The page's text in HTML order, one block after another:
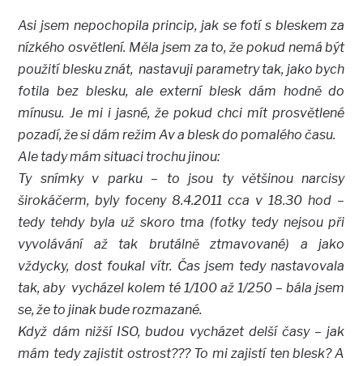
Asi jsem nepochopila princip, jak se fotí s bleskem za
nízkého osvětlení. Měla jsem za to, že pokud nemá být
použití blesku znát, nastavuji parametry tak, jako bych
fotila bez blesku, ale externí blesk dám hodně do
mínusu. Je mi i jasné, že pokud chci mít prosvětlené
pozadí, že si dám režim Av a blesk do pomalého času.
Ale tady mám situaci trochu jinou:
Ty snímky v parku – to jsou ty většinou narcisy
širokáčerm, byly foceny 8.4.2011 cca v 18.30 hod –
tedy tehdy byla už skoro tma (fotky tedy nejsou při
vyvolávání až tak brutálně ztmavované) a jako
vždycky, dost foukal vítr. Čas jsem tedy nastavovala
tak, aby vycházel kolem té 1/100 až 1/250 – bála jsem
se, že to jinak bude rozmazané.
Když dám nižší ISO, budou vycházet delší časy – jak
mám tedy zajistit ostrost??? To mi zajistí ten blesk? A